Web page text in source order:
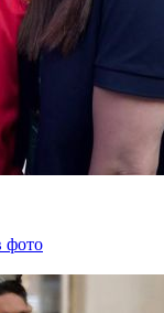
фото